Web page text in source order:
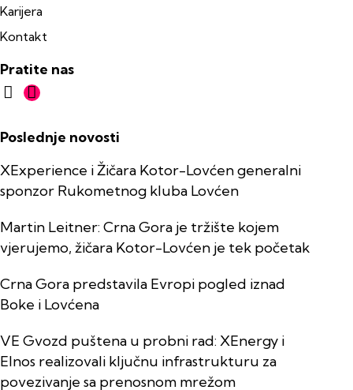
Karijera
Kontakt
Pratite nas
Poslednje novosti
XExperience i Žičara Kotor-Lovćen generalni
sponzor Rukometnog kluba Lovćen
Martin Leitner: Crna Gora je tržište kojem
vjerujemo, žičara Kotor-Lovćen je tek početak
Crna Gora predstavila Evropi pogled iznad
Boke i Lovćena
VE Gvozd puštena u probni rad: XEnergy i
Elnos realizovali ključnu infrastrukturu za
povezivanje sa prenosnom mrežom